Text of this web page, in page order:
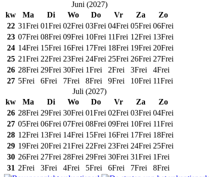
Juni (2027)
kw
Ma Di Wo Do Vr Za
Zo
22 31Frei 01Frei 02Frei 03Frei 04Frei 05Frei 06Frei
23 07Frei 08Frei 09Frei 10Frei 11Frei 12Frei 13Frei
24 14Frei 15Frei 16Frei 17Frei 18Frei 19Frei 20Frei
25 21Frei 22Frei 23Frei 24Frei 25Frei 26Frei 27Frei
26 28Frei 29Frei 30Frei 1Frei 2Frei 3Frei 4Frei
27 5Frei 6Frei 7Frei 8Frei 9Frei 10Frei 11Frei
Juli (2027)
kw
Ma Di Wo Do Vr Za
Zo
26 28Frei 29Frei 30Frei 01Frei 02Frei 03Frei 04Frei
27 05Frei 06Frei 07Frei 08Frei 09Frei 10Frei 11Frei
28 12Frei 13Frei 14Frei 15Frei 16Frei 17Frei 18Frei
29 19Frei 20Frei 21Frei 22Frei 23Frei 24Frei 25Frei
30 26Frei 27Frei 28Frei 29Frei 30Frei 31Frei 1Frei
31 2Frei 3Frei 4Frei 5Frei 6Frei 7Frei 8Frei